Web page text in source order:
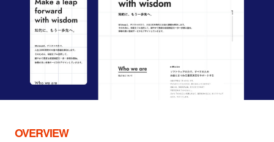
OVERVIEW